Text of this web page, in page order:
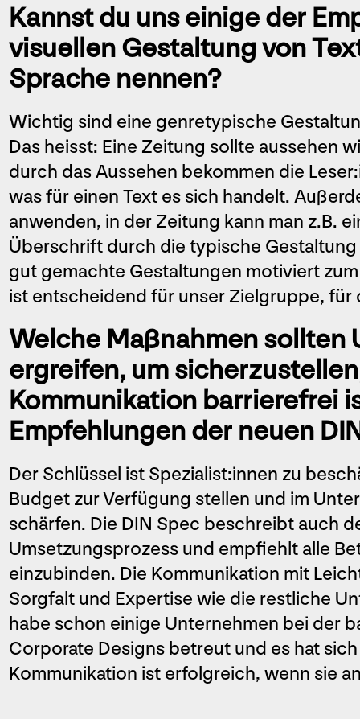
Kannst du uns einige der
visuellen Gestaltung von
Sprache nennen?
Wichtig sind eine genretypische
Das heisst: Eine Zeitung sollte aussehen
durch das Aussehen bekommen die
was für einen Text es sich handelt.
anwenden, in der Zeitung kann man z.B.
Überschrift durch die typische
gut gemachte Gestaltungen motiviert
ist entscheidend für unser Zielgruppe, für
Welche Maßnahmen sollten
ergreifen, um
Kommunikation barrierefrei
Empfehlungen der neuen
Der Schlüssel ist Spezialist:innen zu
Budget zur Verfügung stellen und im
schärfen. Die DIN Spec beschreibt auch
Umsetzungsprozess und empfiehlt alle
einzubinden. Die Kommunikation mit
Sorgfalt und Expertise wie die restliche
habe schon einige Unternehmen bei der
Corporate Designs betreut und es hat
Kommunikation ist erfolgreich, wenn sie